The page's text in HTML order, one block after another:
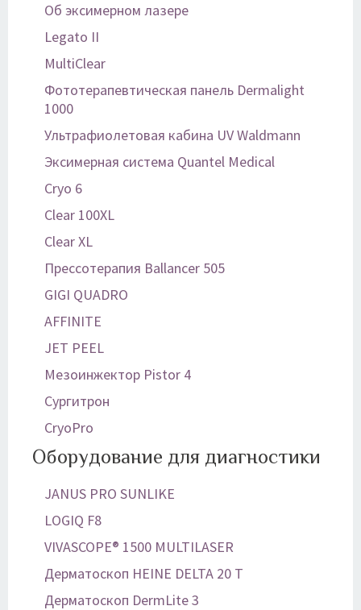
Об эксимерном лазере
Legato II
MultiClear
Фототерапевтическая панель Dermalight
1000
Ультрафиолетовая кабина UV Waldmann
Эксимерная система Quantel Medical
Cryo 6
Clear 100XL
Clear XL
Прессотерапия Ballancer 505
GIGI QUADRO
AFFINITE
JET PEEL
Мезоинжектор Pistor 4
Сургитрон
CryoPro
Оборудование для диагностики
JANUS PRO SUNLIKE
LOGIQ F8
VIVASCOPE® 1500 MULTILASER
Дерматоскоп HEINE DELTA 20 T
Дерматоскоп DermLite 3